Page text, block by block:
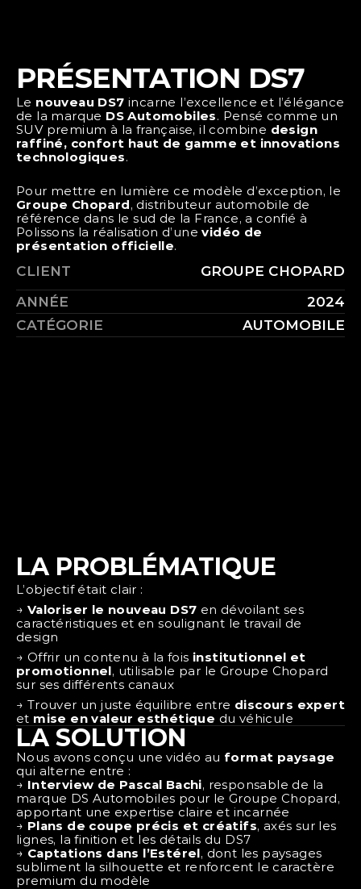
PRÉSENTATION DS7
Le nouveau DS7 incarne l’excellence et l’élégance
de la marque DS Automobiles. Pensé comme un
SUV premium à la française, il combine design
raffiné, confort haut de gamme et innovations
technologiques.
Groupe Chopard, distributeur automobile de
référence dans le sud de la France, a confié à
Polissons la réalisation d’une vidéo de
présentation officielle.
CLIENT
GROUPE CHOPARD
ANNÉE
2024
CATÉGORIE
AUTOMOBILE
LA PROBLÉMATIQUE
L’objectif était clair :
→ Valoriser le nouveau DS7 en dévoilant ses
caractéristiques et en soulignant le travail de
design
→ Offrir un contenu à la fois institutionnel et
promotionnel, utilisable par le Groupe Chopard
sur ses différents canaux
→ Trouver un juste équilibre entre discours expert
et mise en valeur esthétique du véhicule
LA SOLUTION
Nous avons conçu une vidéo au format paysage
qui alterne entre :
→ Interview de Pascal Bachi, responsable de la
marque DS Automobiles pour le Groupe Chopard,
apportant une expertise claire et incarnée
→ Plans de coupe précis et créatifs, axés sur les
lignes, la finition et les détails du DS7
→ Captations dans l’Estérel, dont les paysages
subliment la silhouette et renforcent le caractère
premium du modèle